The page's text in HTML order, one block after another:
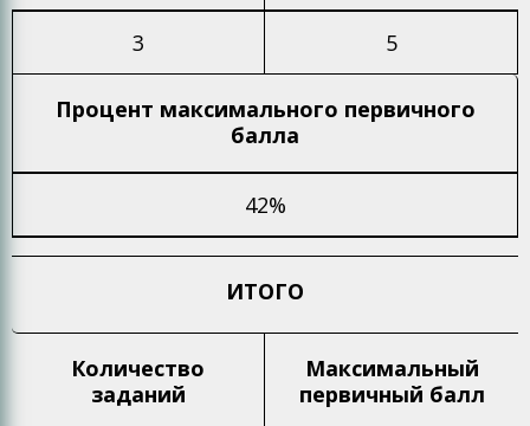
3 5
Процент максимального первичного
балла
42%
ИТОГО
Количество
заданий
Максимальный
первичный балл